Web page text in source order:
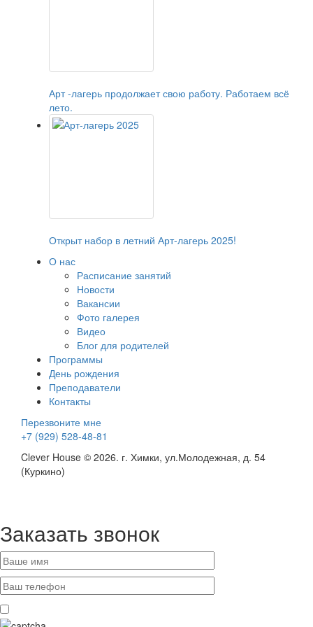
Арт -лагерь продолжает свою работу. Работаем всё
лето.
Открыт набор в летний Арт-лагерь 2025!
О нас
Расписание занятий
Новости
Вакансии
Фото галерея
Видео
Блог для родителей
Программы
День рождения
Преподаватели
Контакты
Перезвоните мне
+7 (929) 528-48-81
Clever House © 2026. г. Химки, ул.Молодежная, д. 54
(Куркино)
Заказать звонок